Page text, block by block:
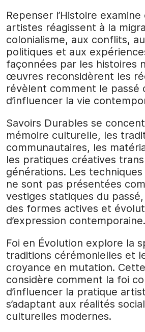
Repenser l’Histoire
artistes réagissent à la
colonialisme, aux conflits,
politiques et aux
façonnées par les histoires
œuvres reconsidèrent les
révèlent comment le passé
d’influencer la vie
Savoirs Durables se
mémoire culturelle, les
communautaires, les
les pratiques créatives
générations. Les
ne sont pas présentées
vestiges statiques du
des formes actives et
d’expression contemporaine.
Foi en Évolution explore la
traditions cérémonielles et
croyance en mutation.
considère comment la foi
d’influencer la pratique
s’adaptant aux réalités
culturelles modernes.